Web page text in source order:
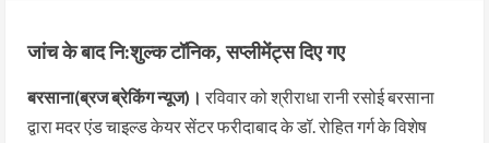
जांच के बाद नि:शुल्क टॉनिक, सप्लीमेंट्स दिए गए
बरसाना(ब्रज ब्रेकिंग न्यूज)।रविवार को श्रीराधा रानी रसोई बरसाना
द्वारा मदर एंड चाइल्ड केयर सेंटर फरीदाबाद के डॉ. रोहित गर्ग के विशेष